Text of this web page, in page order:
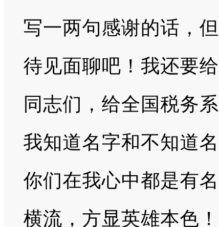
写一两句感谢的话，
待见面聊吧！我还要
同志们，给全国税务
我知道名字和不知道
你们在我心中都是有
横流，方显英雄本色